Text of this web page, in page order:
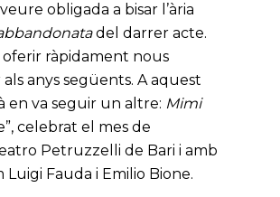
veure obligada a bisar l’ària
del darrer acte.
oferir ràpidament nous
anys següents. A aquest
en va seguir un altre: Mimi
celebrat el mes de
Petruzzelli de Bari i amb
Luigi Fauda i Emilio Bione.